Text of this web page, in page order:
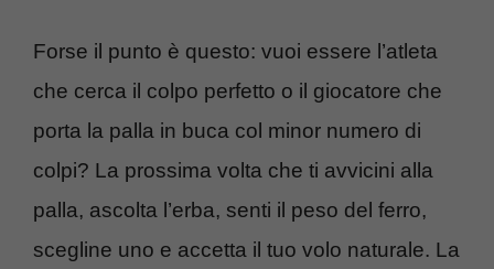
Forse il punto è questo: vuoi essere l’atleta
che cerca il colpo perfetto o il giocatore che
porta la palla in buca col minor numero di
colpi? La prossima volta che ti avvicini alla
palla, ascolta l’erba, senti il peso del ferro,
scegline uno e accetta il tuo volo naturale. La